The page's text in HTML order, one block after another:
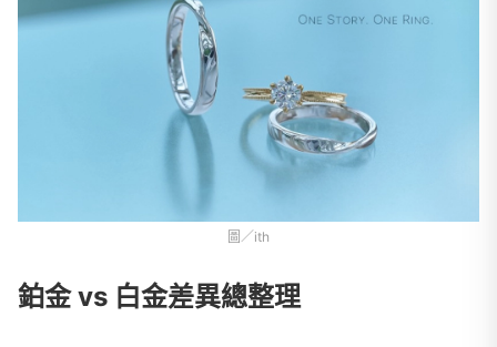
圖／ith
鉑金 vs 白金差異總整理